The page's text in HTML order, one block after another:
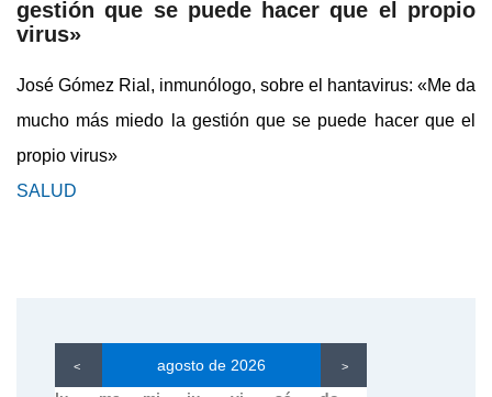
gestión que se puede hacer que el propio
virus»
José Gómez Rial, inmunólogo, sobre el hantavirus: «Me da
mucho más miedo la gestión que se puede hacer que el
propio virus»
SALUD
< agosto de 2026 >